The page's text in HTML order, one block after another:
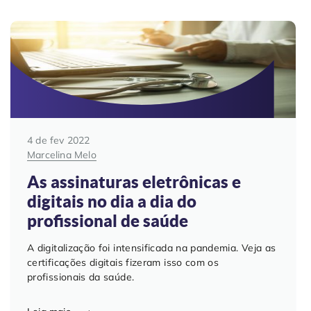
Contabilidade
Jurídico
Imobiliária
Tecnologia
Departamento Pessoal / RH
Agronegócio
Indique a ArqSin
Blog
Suporte
Validade Juridica
Validação ITI e Adobe
Jurisprudência
4 de fev 2022
Marcelina Melo
As assinaturas eletrônicas e
digitais no dia a dia do
profissional de saúde
A digitalização foi intensificada na pandemia. Veja as
certificações digitais fizeram isso com os
profissionais da saúde.